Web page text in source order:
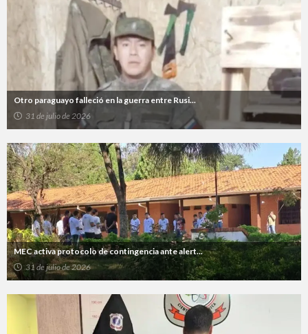
Otro paraguayo falleció en la guerra entre Rusi...
31 de julio de 2026
MEC activa protocolo de contingencia ante alert...
31 de julio de 2026